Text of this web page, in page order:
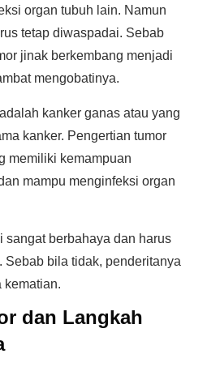
organ tubuh lain. Namun
tetap diwaspadai. Sebab
jinak berkembang menjadi
mengobatinya.
kanker ganas atau yang
kanker. Pengertian tumor
memiliki kemampuan
mampu menginfeksi organ
sangat berbahaya dan harus
Sebab bila tidak, penderitanya
kematian.
dan Langkah